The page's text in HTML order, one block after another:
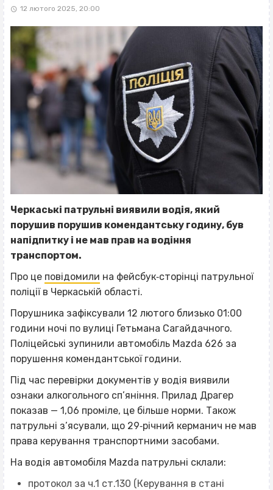
12 лютого 2025, 20:00
Черкаські патрульні виявили водія, який
порушив порушив комендантську годину, був
напідпитку і не мав прав на водіння
транспортом.
Про це повідомили на фейсбук‐сторінці патрульної
поліції в Черкаській області.
Порушника зафіксували 12 лютого близько 01:00
години ночі по вулиці Гетьмана Сагайдачного.
Поліцейські зупинили автомобіль Mazda 626 за
порушення комендантської години.
Під час перевірки документів у водія виявили
ознаки алкогольного сп’яніння. Прилад Драгер
показав — 1,06 проміле, це більше норми. Також
патрульні з’ясували, що 29‐річний керманич не мав
права керування транспортними засобами.
На водія автомобіля Mazda патрульні склали:
протокол за ч.1 ст.130 (Керування в стані